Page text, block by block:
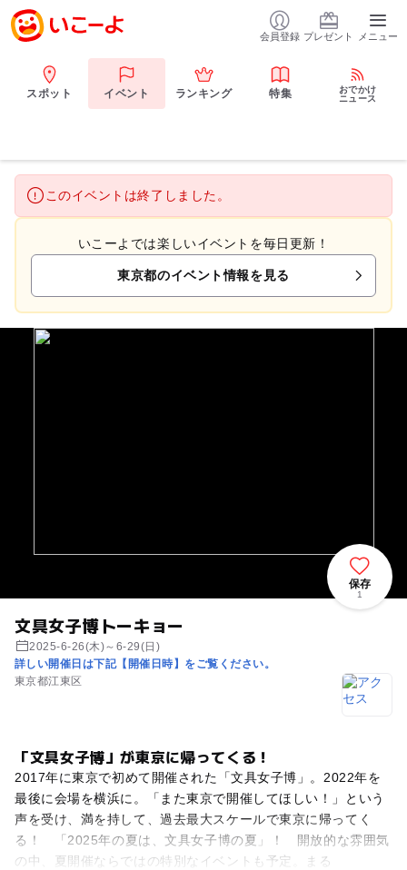
会員登録 プレゼント メニュー
スポット イベント ランキング 特集
おでかけ
ニュース
このイベントは終了しました。
いこーよでは楽しいイベントを毎日更新！
東京都のイベント情報を見る
文具女子博トーキョー
2025-6-26(木)～6-29(日)
詳しい開催日は下記【開催日時】をご覧ください。
東京都江東区
保存
1
「文具女子博」が東京に帰ってくる！
2017年に東京で初めて開催された「文具女子博」。2022年を
最後に会場を横浜に。「また東京で開催してほしい！」という
声を受け、満を持して、過去最大スケールで東京に帰ってく
る！ 「2025年の夏は、文具女子博の夏」！ 開放的な雰囲気
の中、夏開催ならではの特別なイベントも予定。まる